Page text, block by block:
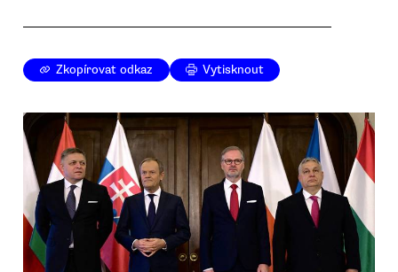
Zkopírovat odkaz Vytisknout